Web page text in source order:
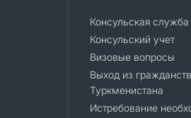
Консульская
Консульский учет
Визовые вопросы
Выход из
Туркменистана
Истребование